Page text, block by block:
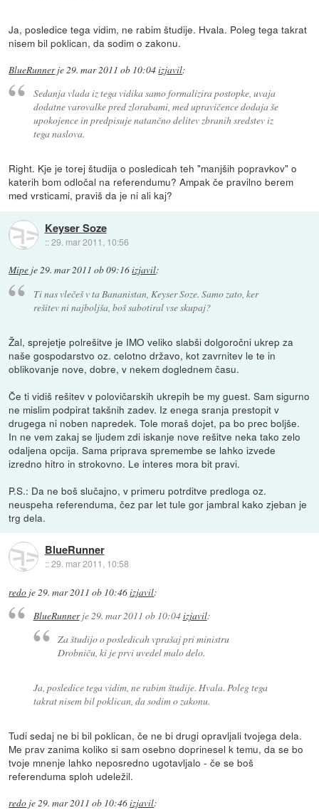
Ja, posledice tega vidim, ne rabim študije. Hvala. Poleg tega takrat
nisem bil poklican, da sodim o zakonu.
BlueRunnerje29. mar 2011 ob 10:04izjavil:
Sedanja vlada iz tega vidika samo formalizira postopke, uvaja
dodatne varovalke pred zlorabami, med upravičence dodaja še
upokojence in predpisuje natančno delitev zbranih sredstev iz
tega naslova.
Right. Kje je torej študija o posledicah teh "manjših popravkov" o
katerih bom odločal na referendumu? Ampak če pravilno berem
med vrsticami, praviš da je ni ali kaj?
Keyser Soze
::29. mar 2011, 10:56
Mipe je29. mar 2011 ob 09:16izjavil:
Ti nas vlečeš v ta Bananistan, Keyser Soze. Samo zato, ker
rešitev ni najboljša, boš sabotiral vse skupaj?
Žal, sprejetje polrešitve je IMO veliko slabši dolgoročni ukrep za
naše gospodarstvo oz. celotno državo, kot zavrnitev le te in
oblikovanje nove, dobre, v nekem doglednem času.
Če ti vidiš rešitev v polovičarskih ukrepih be my guest. Sam sigurno
ne mislim podpirat takšnih zadev. Iz enega sranja prestopit v
drugega ni noben napredek. Tole moraš dojet, pa bo prec boljše.
In ne vem zakaj se ljudem zdi iskanje nove rešitve neka tako zelo
odaljena opcija. Sama priprava spremembe se lahko izvede
izredno hitro in strokovno. Le interes mora bit pravi.
P.S.: Da ne boš slučajno, v primeru potrditve predloga oz.
neuspeha referenduma, čez par let tule gor jambral kako zjeban je
trg dela.
BlueRunner
::29. mar 2011, 10:58
redo je29. mar 2011 ob 10:46izjavil:
BlueRunnerje29. mar 2011 ob 10:04izjavil:
Za študijo o posledicah vprašaj pri ministru
Drobniču, ki je prvi uvedel malo delo.
Ja, posledice tega vidim, ne rabim študije. Hvala. Poleg tega
takrat nisem bil poklican, da sodim o zakonu.
Tudi sedaj ne bi bil poklican, če ne bi drugi opravljali tvojega dela.
Me prav zanima koliko si sam osebno doprinesel k temu, da se bo
tvoje mnenje lahko neposredno ugotavljalo - če se boš
referenduma sploh udeležil.
redo je29. mar 2011 ob 10:46izjavil: